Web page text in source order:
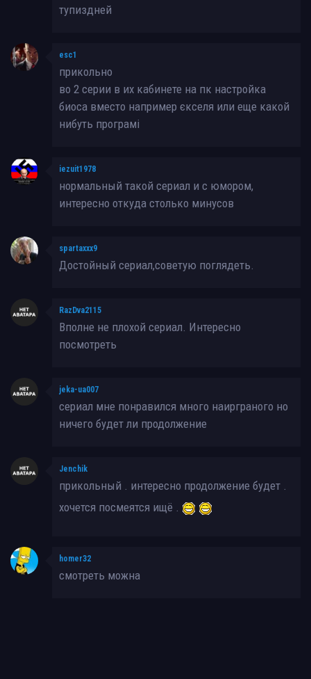
тупиздней
esc1
прикольно
во 2 серии в их кабинете на пк настройка
биоса вместо например єкселя или еще какой
нибуть програмі
iezuit1978
нормальный такой сериал и с юмором,
интересно откуда столько минусов
spartaxxx9
Достойный сериал,советую поглядеть.
RazDva2115
Вполне не плохой сериал. Интересно
посмотреть
jeka-ua007
сериал мне понравился много наирграного но
ничего будет ли продолжение
Jenchik
прикольный . интересно продолжение будет .
хочется посмеятся ищё .
homer32
смотреть можна